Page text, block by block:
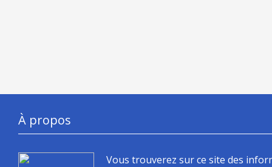
À propos
Vous trouverez sur ce site des